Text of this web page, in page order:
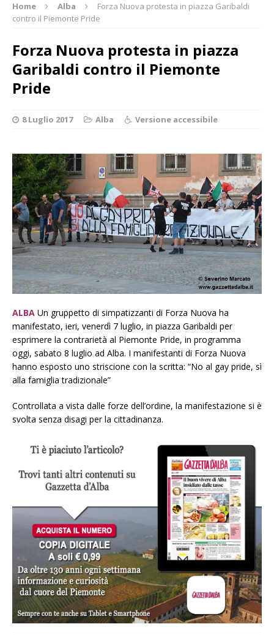
Home Alba
Forza Nuova protesta in piazza Garibaldi
contro il Piemonte Pride
Forza Nuova protesta in piazza
Garibaldi contro il Piemonte
Pride
8 Luglio 2017 Alba Versione accessibile
ALBA Un gruppetto di simpatizzanti di Forza Nuova ha
manifestato, ieri, venerdì 7 luglio, in piazza Garibaldi per
esprimere la contrarietà al Piemonte Pride, in programma
oggi, sabato 8 luglio ad Alba. I manifestanti di Forza Nuova
hanno esposto uno striscione con la scritta: “No al gay pride, sì
alla famiglia tradizionale”
Controllata a vista dalle forze dell’ordine, la manifestazione si è
svolta senza disagi per la cittadinanza.